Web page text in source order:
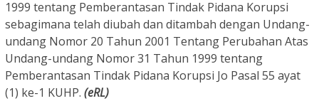
1999 tentang Pemberantasan Tindak Pidana Korupsi
sebagimana telah diubah dan ditambah dengan Undang-
undang Nomor 20 Tahun 2001 Tentang Perubahan Atas
Undang-undang Nomor 31 Tahun 1999 tentang
Pemberantasan Tindak Pidana Korupsi Jo Pasal 55 ayat
(1) ke-1 KUHP. (eRL)